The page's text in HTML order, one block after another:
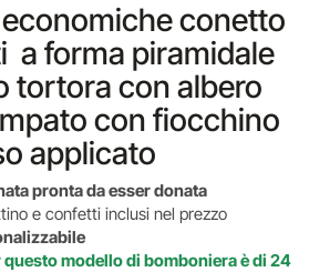
conetto
a forma piramidale
tortora con albero
con fiocchino
applicato
pronta da esser donata
e confetti inclusi nel prezzo
modello di bomboniera è di 24